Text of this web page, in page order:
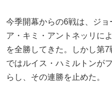
今季開幕からの6戦は、ジ
ア・キミ・アントネッリに
を全勝してきた。しかし第
ではルイス・ハミルトンが
らし、その連勝を止めた。